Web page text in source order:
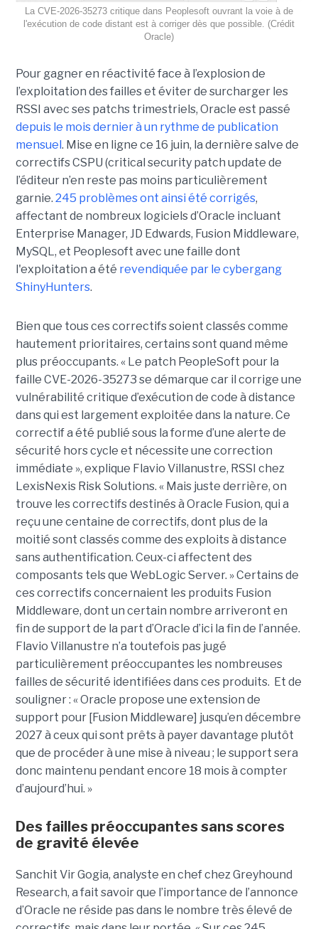
La CVE-2026-35273 critique dans Peoplesoft ouvrant la voie à de
l'exécution de code distant est à corriger dès que possible. (Crédit
Oracle)
Pour gagner en réactivité face à l’explosion de
l’exploitation des failles et éviter de surcharger les
RSSI avec ses patchs trimestriels, Oracle est passé
depuis le mois dernier à un rythme de publication
mensuel. Mise en ligne ce 16 juin, la dernière salve de
correctifs CSPU (critical security patch update de
l’éditeur n’en reste pas moins particulièrement
garnie. 245 problèmes ont ainsi été corrigés,
affectant de nombreux logiciels d’Oracle incluant
Enterprise Manager, JD Edwards, Fusion Middleware,
MySQL, et Peoplesoft avec une faille dont
l'exploitation a été revendiquée par le cybergang
ShinyHunters.
Bien que tous ces correctifs soient classés comme
hautement prioritaires, certains sont quand même
plus préoccupants. « Le patch PeopleSoft pour la
faille CVE-2026-35273 se démarque car il corrige une
vulnérabilité critique d’exécution de code à distance
dans qui est largement exploitée dans la nature. Ce
correctif a été publié sous la forme d’une alerte de
sécurité hors cycle et nécessite une correction
immédiate », explique Flavio Villanustre, RSSI chez
LexisNexis Risk Solutions. « Mais juste derrière, on
trouve les correctifs destinés à Oracle Fusion, qui a
reçu une centaine de correctifs, dont plus de la
moitié sont classés comme des exploits à distance
sans authentification. Ceux-ci affectent des
composants tels que WebLogic Server. » Certains de
ces correctifs concernaient les produits Fusion
Middleware, dont un certain nombre arriveront en
fin de support de la part d’Oracle d’ici la fin de l’année.
Flavio Villanustre n’a toutefois pas jugé
particulièrement préoccupantes les nombreuses
failles de sécurité identifiées dans ces produits. Et de
souligner : « Oracle propose une extension de
support pour [Fusion Middleware] jusqu’en décembre
2027 à ceux qui sont prêts à payer davantage plutôt
que de procéder à une mise à niveau ; le support sera
donc maintenu pendant encore 18 mois à compter
d’aujourd’hui. »
Des failles préoccupantes sans scores
de gravité élevée
Sanchit Vir Gogia, analyste en chef chez Greyhound
Research, a fait savoir que l’importance de l’annonce
d’Oracle ne réside pas dans le nombre très élevé de